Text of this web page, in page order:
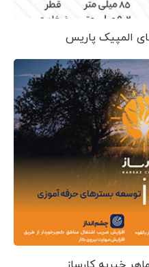
المپیک پاریس